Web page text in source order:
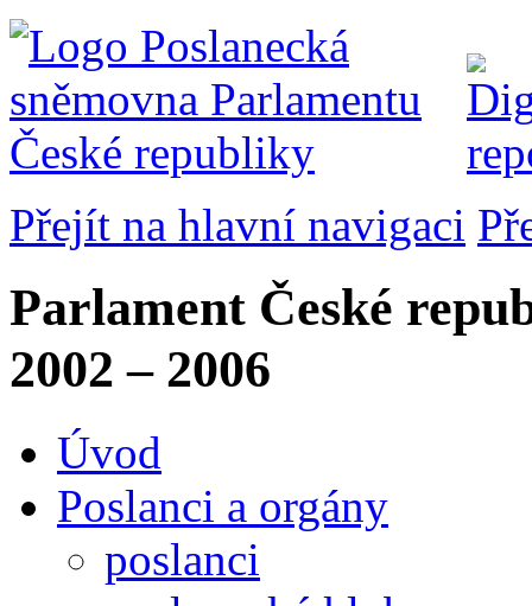
Přejít na hlavní navigaci
Parlament České
2002 – 2006
Úvod
Poslanci a orgány
poslanci